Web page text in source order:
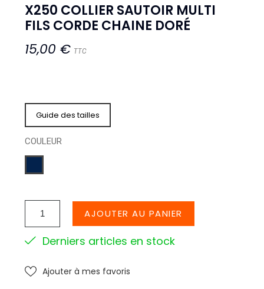
X250 COLLIER SAUTOIR MULTI
FILS CORDE CHAINE DORÉ
15,00 € TTC
Guide des tailles
COULEUR
AJOUTER AU PANIER
Derniers articles en stock
Ajouter à mes favoris